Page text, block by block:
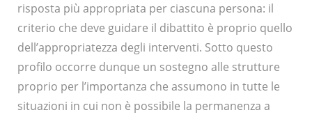
risposta più appropriata per ciascuna persona: il
criterio che deve guidare il dibattito è proprio quello
dell’appropriatezza degli interventi. Sotto questo
profilo occorre dunque un sostegno alle strutture
proprio per l’importanza che assumono in tutte le
situazioni in cui non è possibile la permanenza a